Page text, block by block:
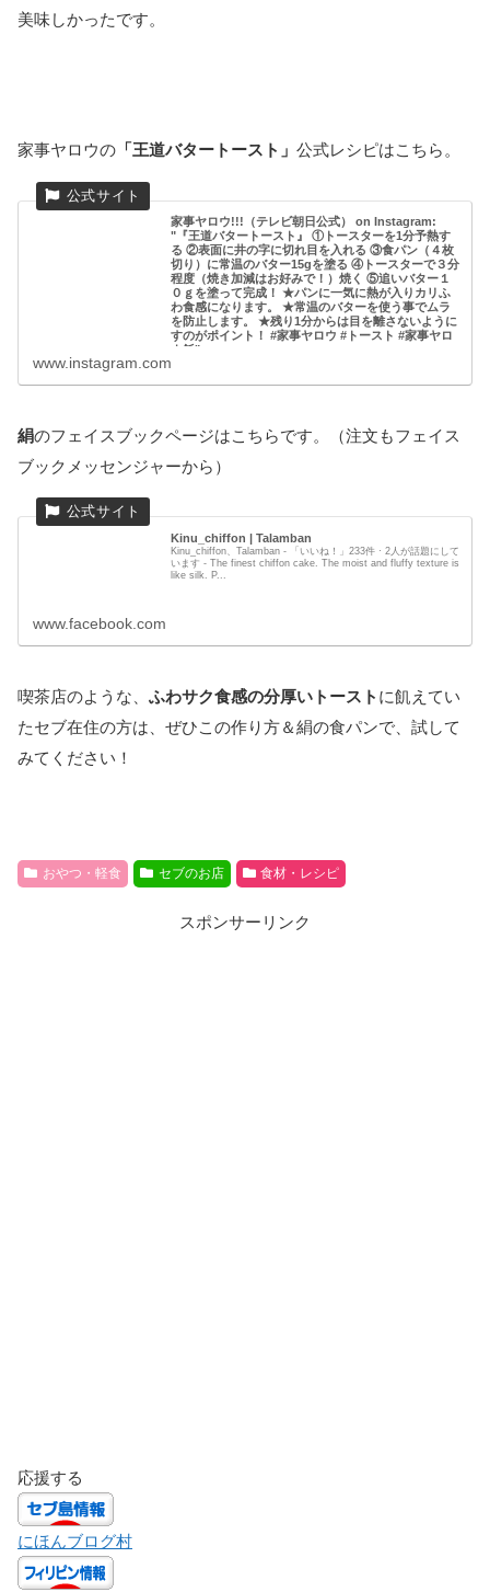
美味しかったです。
家事ヤロウの 「王道バタートースト」 公式レシピはこちら。
家事ヤロウ!!!（テレビ朝日公式） on Instagram:
"『王道バタートースト』 ①トースターを1分予熱す
る ②表面に井の字に切れ目を入れる ③食パン（４枚
切り）に常温のバター15gを塗る ④トースターで３分
程度（焼き加減はお好みで！）焼く ⑤追いバター１
０ｇを塗って完成！ ★パンに一気に熱が入りカリふ
わ食感になります。 ★常温のバターを使う事でムラ
を防止します。 ★残り1分からは目を離さないように
すのがポイント！ #家事ヤロウ #トースト #家事ヤロ
ウ飯"
の字に切れ目を入れる③食パン（４枚切り）に常温のバター
www.instagram.com
絹のフェイスブックページはこちらです。（注文もフェイス
ブックメッセンジャーから）
Kinu_chiffon | Talamban
Kinu_chiffon、Talamban - 「いいね！」233件 · 2人が話題にして
います - The finest chiffon cake. The moist and fluffy texture is
like silk. P...
www.facebook.com
喫茶店のような、 ふわサク食感の分厚いトースト に飢えてい
たセブ在住の方は、ぜひこの作り方＆絹の食パンで、試して
みてください！
おやつ・軽食 セブのお店 食材・レシピ
スポンサーリンク
応援する
にほんブログ村